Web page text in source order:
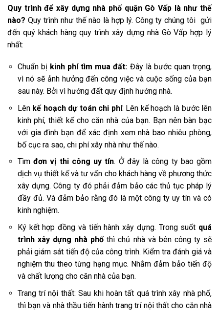
Quy trình để xây dựng nhà phố quận Gò Vấp là như thế
nào? Quy trình như thế nào là hợp lý. Công ty chúng tôi gửi
đến quý khách hàng quy trình xây dựng nhà Gò Vấp hợp lý
nhất:
Chuẩn bị kinh phí tìm mua đất: Đây là bước quan trọng,
vì nó sẽ ảnh hưởng đến công việc và cuộc sống của bạn
sau này. Bởi vì hướng đất quy định hướng nhà.
Lên kế hoạch dự toán chi phí: Lên kế hoạch là bước lên
kinh phí, thiết kế cho căn nhà của bạn. Bạn nên bàn bạc
với gia đình bạn để xác định xem nhà bao nhiêu phòng,
bố cục ra sao, chi phí xây nhà như thế nào.
Tìmđơn vị thi công uy tín. Ở đây là công ty bao gồm
dịch vụ thiết kế và tư vấn cho khách hàng về phương thức
xây dựng. Công ty đó phải đảm bảo các thủ tục pháp lý
đầy đủ. Và đảm bảo rằng đó là một công ty uy tín và có
kinh nghiệm.
Ký kết hợp đồng và tiến hành xây dựng. Trong suốt quá
trình xây dựng nhà phốthì chủ nhà và bên công ty sẽ
phải giám sát tiến độ của công trình. Kiểm tra đánh giá và
nghiệm thu theo từng hạng mục. Nhằm đảm bảo tiến độ
và chất lượng cho căn nhà của bạn.
Trang trí nội thất: Sau khi hoàn tất quá trình xây nhà phố,
thì bạn và nhà thầu tiến hành trang trí nội thất cho căn nhà